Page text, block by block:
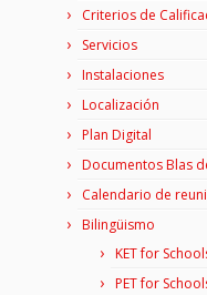
Criterios de
Servicios
Instalaciones
Localización
Plan Digital
Documentos Blas
Calendario de
Bilingüismo
KET for
PET for